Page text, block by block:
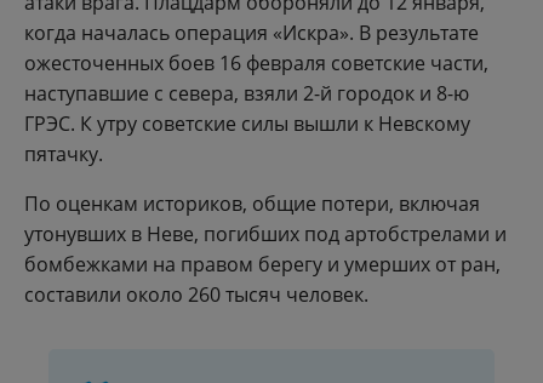
когда началась операция «Искра». В результате
ожесточенных боев 16 февраля советские части,
наступавшие с севера, взяли 2-й городок и 8-ю
ГРЭС. К утру советские силы вышли к Невскому
пятачку.
По оценкам историков, общие потери, включая
утонувших в Неве, погибших под артобстрелами и
бомбежками на правом берегу и умерших от ран,
составили около 260 тысяч человек.